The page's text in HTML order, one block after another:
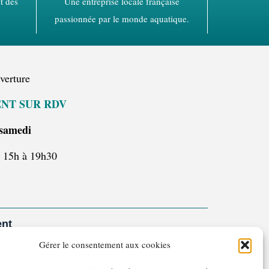
Gérer le consentement aux cookies
passionnée par le monde aquatique.
SUR RDV
à 19h30